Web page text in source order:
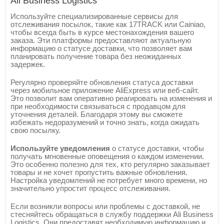
Используйте специализированные сервисы для
отслеживания посылок, такие как 17TRACK или Cainiao,
чтобы всегда быть в курсе местонахождения вашего
заказа. Эти платформы предоставляют актуальную
информацию о статусе доставки, что позволяет вам
планировать получение товара без неожиданных
задержек.
Регулярно проверяйте обновления статуса доставки
через мобильное приложение AliExpress или веб-сайт.
Это позволит вам оперативно реагировать на изменения и
при необходимости связываться с продавцом для
уточнения деталей. Благодаря этому вы сможете
избежать недоразумений и точно знать, когда ожидать
свою посылку.
Используйте уведомления о статусе доставки, чтобы
получать мгновенные оповещения о каждом изменении.
Это особенно полезно для тех, кто регулярно заказывает
товары и не хочет пропустить важные обновления.
Настройка уведомлений не потребует много времени, но
значительно упростит процесс отслеживания.
Если возникли вопросы или проблемы с доставкой, не
стесняйтесь обращаться в службу поддержки Ali Business